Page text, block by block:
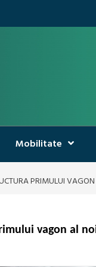
Mobilitate
PRIMULUI
vagon al